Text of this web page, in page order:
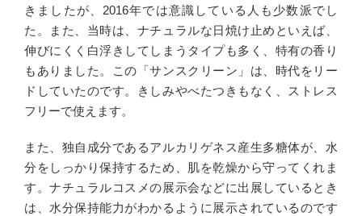
きましたが、2016年では意識している人も少数派でし
た。また、当時は、ナチュラルな日焼け止めといえば、
伸びにくく白浮きしてしまうタイプも多く、特有の香り
もありました。この「サンスクリーン」は、時代をリー
ドしていたのです。きしみやべたつきもなく、ストレス
フリーで使えます。
また、独自成分であるアルカリゲネス産生多糖体が、水
分をしっかり保持するため、肌を乾燥から守ってくれま
す。ナチュラルコスメの展示会などに出展しているとき
は、水分保持能力がわかるように展示されているのです